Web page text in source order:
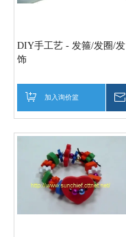
DIY手工艺 - 发箍/发圈/发
饰
加入询价篮